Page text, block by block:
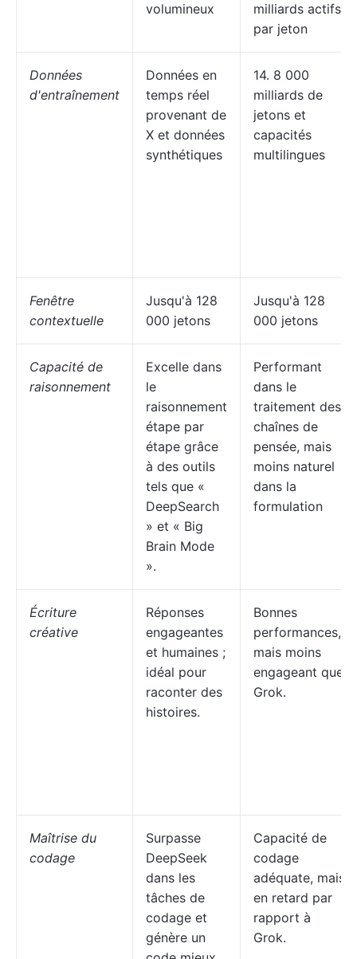
volumineux
milliards actifs
par jeton
Données
d'entraînement
Données en
temps réel
provenant de
X et données
synthétiques
14. 8 000
milliards de
jetons et
capacités
multilingues
Fenêtre
contextuelle
Jusqu'à 128
000 jetons
Jusqu'à 128
000 jetons
Capacité de
raisonnement
Excelle dans
le
raisonnement
étape par
étape grâce
à des outils
tels que «
DeepSearch
» et « Big
Brain Mode
».
Performant
dans le
traitement des
chaînes de
pensée, mais
moins naturel
dans la
formulation
Écriture
créative
Réponses
engageantes
et humaines ;
idéal pour
raconter des
histoires.
Bonnes
performances,
mais moins
engageant que
Grok.
Maîtrise du
codage
Surpasse
DeepSeek
dans les
tâches de
codage et
génère un
Capacité de
codage
adéquate, mais
en retard par
rapport à
Grok.